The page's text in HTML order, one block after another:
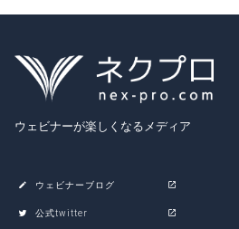
ウェビナーが楽しくなるメディア
ウェビナーブログ
公式twitter